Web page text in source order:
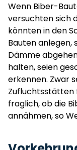
Wenn Biber-
versuchten sich
könnten in den
Bauten anlegen,
Dämme
halten, seien
erkennen. Zwar
Zufluchtsstätten
fraglich, ob die
annähmen, so